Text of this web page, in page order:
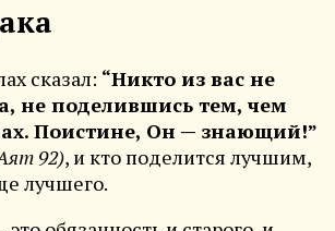
сказал: “Никто из вас не
не поделившись тем, чем
Поистине, Он — знающий!”
92), и кто поделится лучшим,
лучшего.